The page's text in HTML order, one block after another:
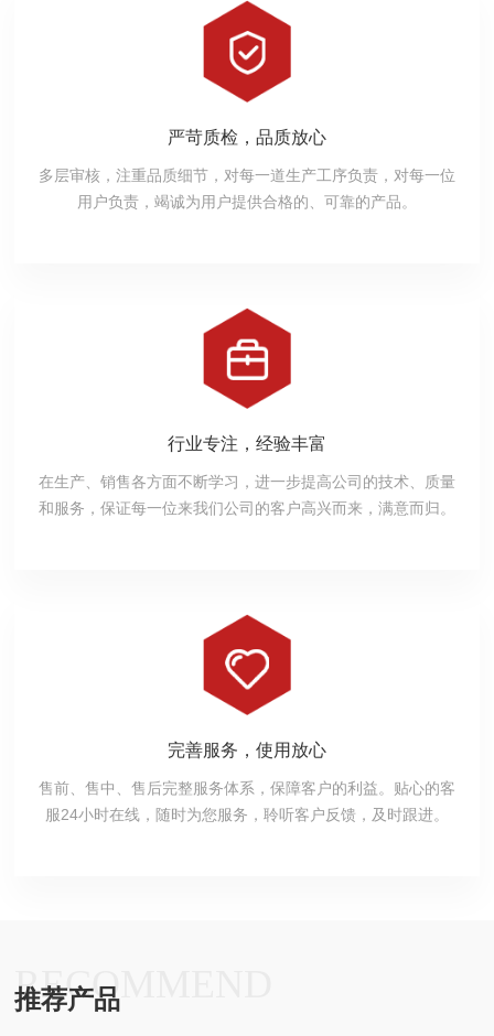
严苛质检，品质放心
多层审核，注重品质细节，对每一道生产工序负责，对每一位
用户负责，竭诚为用户提供合格的、可靠的产品。
行业专注，经验丰富
在生产、销售各方面不断学习，进一步提高公司的技术、质量
和服务，保证每一位来我们公司的客户高兴而来，满意而归。
完善服务，使用放心
售前、售中、售后完整服务体系，保障客户的利益。贴心的客
服24小时在线，随时为您服务，聆听客户反馈，及时跟进。
RECOMMEND
推荐产品